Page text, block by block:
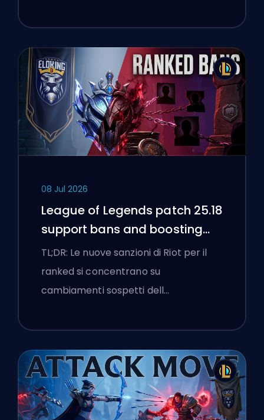
08 Jul 2026
League of Legends patch 25.18
support bans and boosting
flags
TL;DR: Le nuove sanzioni di Riot per il
ranked si concentrano su
cambiamenti sospetti dell…